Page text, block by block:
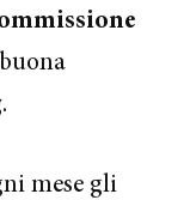
.
mese gli